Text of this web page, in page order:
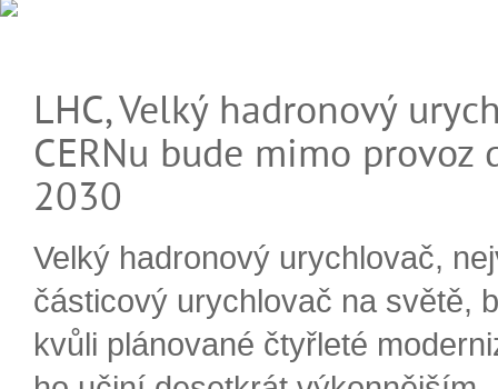
LHC, Velký hadronový
CERNu bude mimo provoz
2030
Velký hadronový urychlovač,
částicový urychlovač na světě,
kvůli plánované čtyřleté